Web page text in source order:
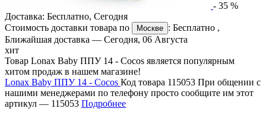
- 35 %
Доставка: Бесплатно, Сегодня
Стоимость доставки товара по
Москве : Бесплатно ,
Ближайшая доставка — Сегодня, 06 Августа
хит
Товар Lonax Baby ППУ 14 - Cocos является популярным
хитом продаж в нашем магазине!
Lonax Baby ППУ 14 - Cocos Код товара 115053 При общении с
нашими менеджерами по телефону просто сообщите им этот
артикул — 115053 Подробнее